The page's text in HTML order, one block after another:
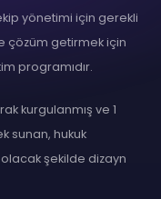
yönetimi için gerekli
çözüm getirmek için
programıdır.
kurgulanmış ve 1
sunan, hukuk
olacak şekilde dizayn